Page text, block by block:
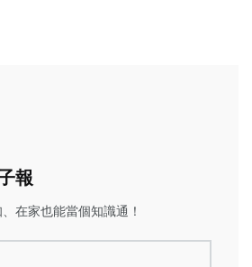
報
在家也能當個知識通！